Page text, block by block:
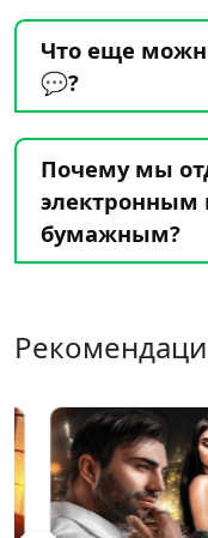
Что еще
💬?
Почему мы
электронным
бумажным?